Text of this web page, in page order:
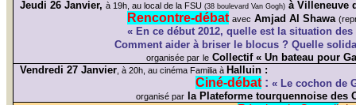
Jeudi 26 Janvier, à 19h, au local de la FSU(38 boulevard Van Gogh) à Villeneuve
Rencontre-débat avec Amjad Al Shawa
« En ce début 2012, quelle est la situation
Comment aider à briser le blocus ? Quelle
organisée par le Collectif « Un bateau pour
Vendredi 27 Janvier , à 20h, au cinéma Familia à Halluin :
Ciné-débat: « Le cochon de
organisé par
la Plateforme tourquennoise des